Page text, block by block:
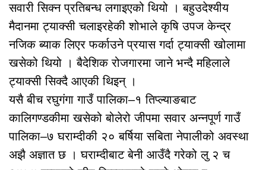
सवारी सिक्न प्रतिबन्ध लगाइएको थियो । बहुउदेश्यीय
मैदानमा ट्याक्सी चलाइरहेकी शोभाले कृषि उपज केन्द्र
नजिक ब्याक लिएर फर्काउने प्रयास गर्दा ट्याक्सी खोलामा
खसेको थियो । बैदेशिक रोजगारमा जाने भन्दै महिलाले
ट्याक्सी सिक्दै आएकी थिइन् ।
यसै बीच रघुगंगा गाउँ पालिका–१ तिप्ल्याङबाट
कालिगण्डकीमा खसेको बोलेरो जीपमा सवार अन्नपूर्ण गाउँ
पालिका–७ घराम्दीकी २० बर्षिया सबिता नेपालीको अवस्था
अझै अज्ञात छ । घराम्दीबाट बेनी आउँदै गरेको लु २ च